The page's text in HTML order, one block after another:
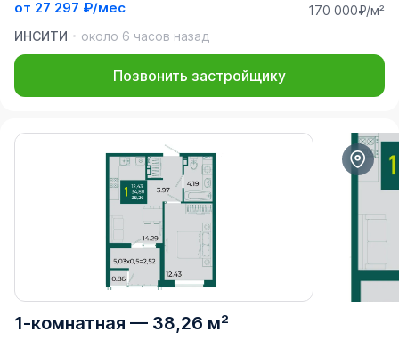
от 27 297 ₽/мес
170 000₽/м²
ИНСИТИ
около 6 часов назад
Позвонить застройщику
1-комнатная — 38,26 м²